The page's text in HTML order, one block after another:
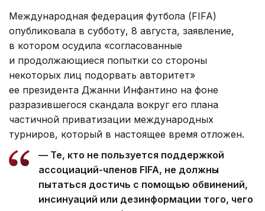
Международная федерация футбола (FIFA)
опубликовала в субботу, 8 августа, заявление,
в котором осудила «согласованные
и продолжающиеся попытки со стороны
некоторых лиц подорвать авторитет»
ее президента Джанни Инфантино на фоне
разразившегося скандала вокруг его плана
частичной приватизации международных
турниров, который в настоящее время отложен.
— Те, кто не пользуется поддержкой
ассоциаций-членов FIFA, не должны
пытаться достичь с помощью обвинений,
инсинуаций или дезинформации того, чего